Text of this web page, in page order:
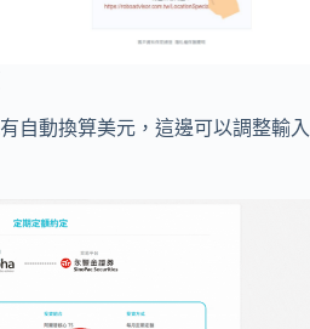
自動換算美元，這邊可以調整輸入